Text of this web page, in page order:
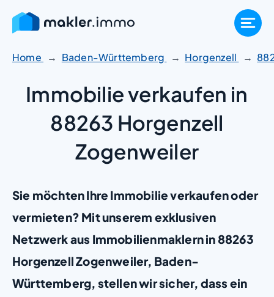
Zum
Inhalt
springen
Home Baden-Württemberg Horgenzell
Immobilie verkaufen in
88263 Horgenzell
Zogenweiler
Sie möchten Ihre Immobilie verkaufen oder
vermieten? Mit unserem exklusiven
Netzwerk aus Immobilienmaklern in 88263
Horgenzell Zogenweiler, Baden-
Württemberg, stellen wir sicher, dass ein